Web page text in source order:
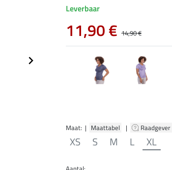
Maat: | Maattabel | Raadgever
XS S M L XL
Leverbaar
11,90 € 14,90 €